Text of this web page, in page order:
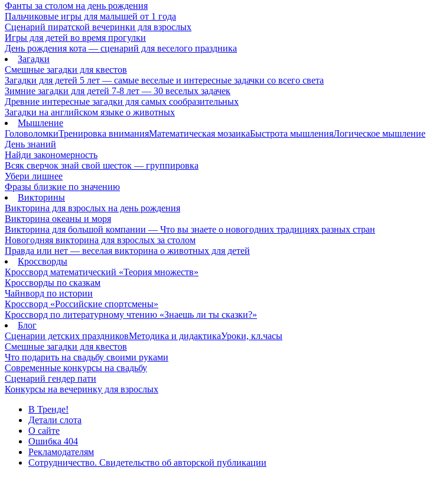
Фанты за столом на день рождения
Пальчиковые игры для малышей от 1 года
Сценарий пиратской вечеринки для взрослых
Игры для детей во время прогулки
День рождения кота — сценарий для веселого праздника
Загадки
Смешные загадки для квестов
Загадки для детей 5 лет — самые веселые и интересные задачки со всего света
Зимние загадки для детей 7-8 лет — 30 веселых задачек
Древние интересные загадки для самых сообразительных
Загадки на английском языке о животных
Мышление
ГоловоломкиТренировка вниманияМатематическая мозаикаБыстрота мышленияЛогическое мышление
День знаний
Найди закономерность
Всяк сверчок знай свой шесток — группировка
Убери лишнее
Фразы близкие по значению
Викторины
Викторина для взрослых на день рождения
Викторина океаны и моря
Викторина для большой компании — Что вы знаете о новогодних традициях разных стран
Новогодняя викторина для взрослых за столом
Правда или нет — веселая викторина о животных для детей
Кроссворды
Кроссворд математический «Теория множеств»
Кроссворды по сказкам
Чайнворд по истории
Кроссворд «Российские спортсмены»
Кроссворд по литературному чтению «Знаешь ли ты сказки?»
Блог
Сценарии детских праздниковМетодика и дидактикаУроки, кл.часы
Смешные загадки для квестов
Что подарить на свадьбу своими руками
Современные конкурсы на свадьбу
Сценарий гендер пати
Конкурсы на вечеринку для взрослых
В Тренде!
Детали слота
О сайте
Ошибка 404
Рекламодателям
Сотрудничество. Свидетельство об авторской публикации